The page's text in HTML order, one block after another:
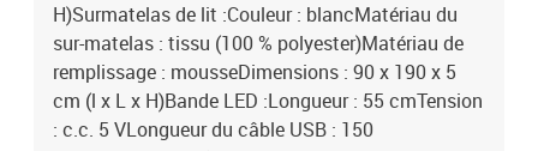
H)Surmatelas de lit :Couleur : blancMatériau du
sur-matelas : tissu (100 % polyester)Matériau de
remplissage : mousseDimensions : 90 x 190 x 5
cm (l x L x H)Bande LED :Longueur : 55 cmTension
: c.c. 5 VLongueur du câble USB : 150